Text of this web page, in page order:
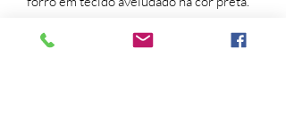
Material: Tecido de algodão